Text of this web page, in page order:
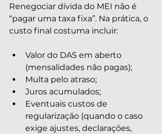
Renegociar dívida do MEI não é
“pagar uma taxa fixa”. Na prática, o
custo final costuma incluir:
Valor do DAS em aberto
(mensalidades não pagas);
Multa pelo atraso;
Juros acumulados;
Eventuais custos de
regularização (quando o caso
exige ajustes, declarações,